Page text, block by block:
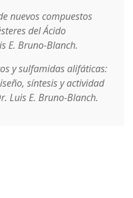
nuevos compuestos
del Ácido
E. Bruno-Blanch.
y sulfamidas alifáticas:
síntesis y actividad
Luis E. Bruno-Blanch.